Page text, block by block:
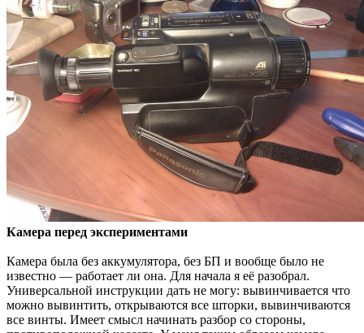
Камера перед экспериментами
Камера была без аккумулятора, без БП и вообще было не
известно — работает ли она. Для начала я её разобрал.
Универсальной инструкции дать не могу: вывинчивается что
можно вывинтить, открываются все шторки, вывинчиваются
все винты. Имеет смысл начинать разбор со стороны,